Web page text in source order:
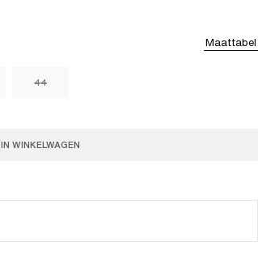
Maattabel
44
IN WINKELWAGEN